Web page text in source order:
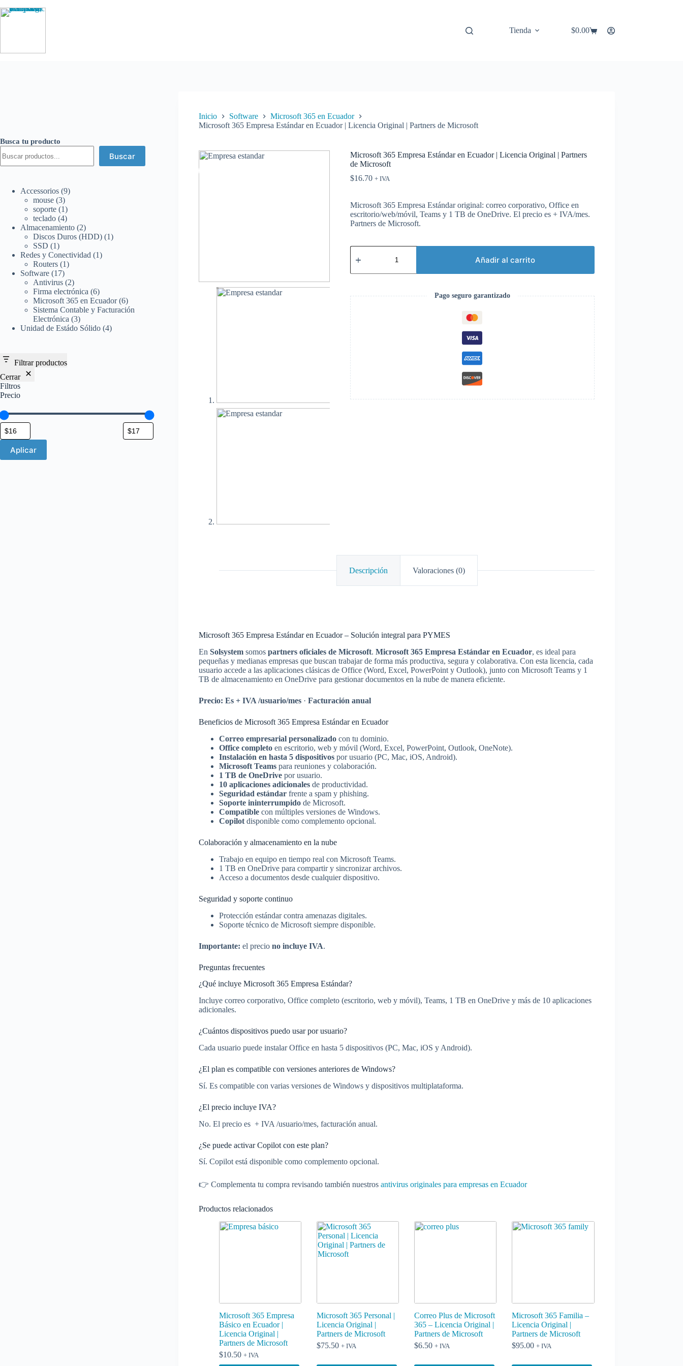
al
Tienda
Carro
$0.00
Inicio Software
Microsoft 365 en Ecuador
Microsoft 365 Empresa Estándar en Ecuador | Licencia Original | Partners de Microsoft
Microsoft 365 Empresa Estándar en Ecuador | Licencia Original | Partners
de Microsoft
$16.70 + IVA
Microsoft 365 Empresa Estándar original: correo corporativo, Office en
escritorio/web/móvil, Teams y 1 TB de OneDrive. El precio es + IVA/mes.
Partners de Microsoft.
Microsoft
365
Estándar
|
Licencia
Original
|
Partners
de
Microsoft
cantidad
Añadir al carrito
Pago seguro garantizado
Descripción Valoraciones (0)
Microsoft 365 Empresa Estándar en Ecuador – Solución integral para PYMES
En Solsystemsomos partners oficiales de Microsoft. Microsoft 365 Empresa Estándar en Ecuador, es ideal para
pequeñas y medianas empresas que buscan trabajar de forma más productiva, segura y colaborativa. Con esta licencia, cada
usuario accede a las aplicaciones clásicas de Office (Word, Excel, PowerPoint y Outlook), junto con Microsoft Teams y 1
TB de almacenamiento en OneDrive para gestionar documentos en la nube de manera eficiente.
Precio: Es + IVA /usuario/mes· Facturación anual
Beneficios de Microsoft 365 Empresa Estándar en Ecuador
Correo empresarial personalizadocon tu dominio.
Office completoen escritorio, web y móvil (Word, Excel, PowerPoint, Outlook, OneNote).
Instalación en hasta 5 dispositivospor usuario (PC, Mac, iOS, Android).
Microsoft Teamspara reuniones y colaboración.
1 TB de OneDrivepor usuario.
10 aplicaciones adicionalesde productividad.
Seguridad estándarfrente a spam y phishing.
Soporte ininterrumpidode Microsoft.
Compatiblecon múltiples versiones de Windows.
Copilotdisponible como complemento opcional.
Colaboración y almacenamiento en la nube
Trabajo en equipo en tiempo real con Microsoft Teams.
1 TB en OneDrive para compartir y sincronizar archivos.
Acceso a documentos desde cualquier dispositivo.
Seguridad y soporte continuo
Protección estándar contra amenazas digitales.
Soporte técnico de Microsoft siempre disponible.
Importante: el precio no incluye IVA.
Preguntas frecuentes
¿Qué incluye Microsoft 365 Empresa Estándar?
Incluye correo corporativo, Office completo (escritorio, web y móvil), Teams, 1 TB en OneDrive y más de 10 aplicaciones
adicionales.
¿Cuántos dispositivos puedo usar por usuario?
Cada usuario puede instalar Office en hasta 5 dispositivos (PC, Mac, iOS y Android).
¿El plan es compatible con versiones anteriores de Windows?
Sí. Es compatible con varias versiones de Windows y dispositivos multiplataforma.
¿El precio incluye IVA?
No. El precio es + IVA /usuario/mes, facturación anual.
¿Se puede activar Copilot con este plan?
Sí. Copilot está disponible como complemento opcional.
👉 Complementa tu compra revisando también nuestros antivirus originales para empresas en Ecuador
Productos relacionados
Microsoft 365 Empresa
Básico en Ecuador |
Licencia Original |
Partners de Microsoft
$10.50 + IVA
Microsoft 365 Personal |
Licencia Original |
Partners de Microsoft
$75.50 + IVA
Correo Plus de Microsoft
365 – Licencia Original |
Partners de Microsoft
$6.50 + IVA
Microsoft 365 Familia –
Licencia Original |
Partners de Microsoft
$95.00 + IVA
Busca tu producto
Buscar
Accessorios 99
mouse 33
productos
soporte 11
producto
teclado 44
productos
Almacenamiento 22
productos
Discos Duros (HDD) 11
SSD 11
producto
Redes y Conectividad 11
Routers 11
Software 1717
productos
Antivirus 22
productos
Firma electrónica 66
productos
Microsoft 365 en Ecuador 66
productos
Sistema Contable y Facturación
Electrónica 33
productos
Unidad de Estádo Sólido 44
Filtrar productos
Cerrar
Filtros
Precio
Aplicar